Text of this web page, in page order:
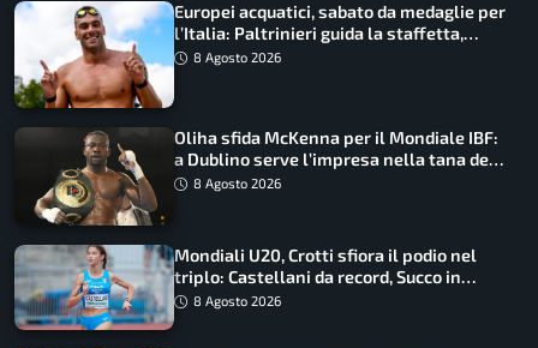
Europei acquatici, sabato da medaglie per
l’Italia: Paltrinieri guida la staffetta,
Barnabà sogna l’oro dalle grandi altezze
8 Agosto 2026
Oliha sfida McKenna per il Mondiale IBF:
a Dublino serve l’impresa nella tana del
lupo8 Agosto 2026
Mondiali U20, Crotti sfiora il podio nel
triplo: Castellani da record, Succo in
finale
8 Agosto 2026